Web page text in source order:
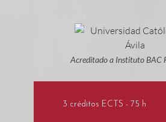
Acreditado a Instituto BAC
3 créditos ECTS - 75 h